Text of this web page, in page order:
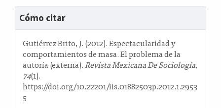
Detalles
del
artículo
Cómo citar
Gutiérrez Brito, J. (2012). Espectacularidad y
comportamientos de masa. El problema de la
autoría (externa).Revista Mexicana De Sociología,
74(1).
https://doi.org/10.22201/iis.01882503p.2012.1.2953
5